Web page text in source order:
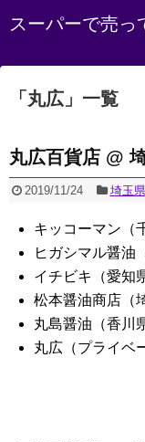
スーパーで売っ
「 丸広 」 一覧
丸広百貨店 @
2019/11/24 埼玉県
キッコーマン（
ヒガシマル醤油
イチビキ（愛知
松本醤油商店（
丸島醤油（香川
丸広（プライベ